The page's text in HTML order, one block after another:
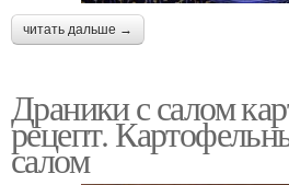
читать дальше →
Драники с салом
рецепт.
салом